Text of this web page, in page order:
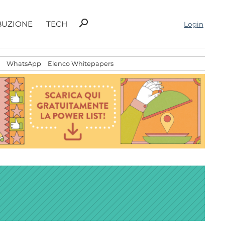
TECH
Ricerca
search Login
WhatsApp Elenco Whitepapers